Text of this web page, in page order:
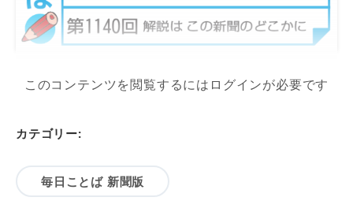
このコンテンツを閲覧するにはログインが必要です
カテゴリー:
毎日ことば 新聞版